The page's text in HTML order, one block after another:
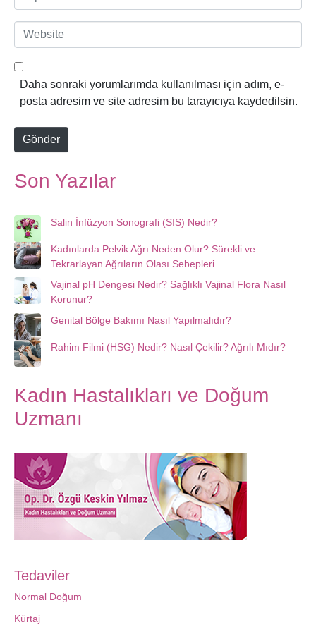
-
p
t
W
e
b
e
Daha sonraki yorumlarımda kullanılması için adım, e-
posta adresim ve site adresim bu tarayıcıya kaydedilsin.
Gönder
Son Yazılar
Salin İnfüzyon Sonografi (SIS) Nedir?
Kadınlarda Pelvik Ağrı Neden Olur? Sürekli ve
Tekrarlayan Ağrıların Olası Sebepleri
Vajinal pH Dengesi Nedir? Sağlıklı Vajinal Flora Nasıl
Korunur?
Genital Bölge Bakımı Nasıl Yapılmalıdır?
Rahim Filmi (HSG) Nedir? Nasıl Çekilir? Ağrılı Mıdır?
Kadın Hastalıkları ve Doğum
Uzmanı
Tedaviler
Normal Doğum
Kürtaj